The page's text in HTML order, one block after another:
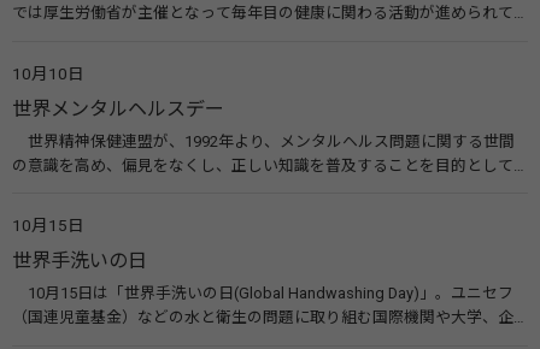
では厚生労働省が主催となって毎年目の健康に関わる活動が進められて
会）
10月10日
世界メンタルヘルスデー
世界精神保健連盟が、1992年より、メンタルヘルス問題に関する世間
の意識を高め、偏見をなくし、正しい知識を普及することを目的として、
す。 関連リンク 世界メンタルヘルスデー（厚生労働省） 働く人のメンタ
ルヘルス・ポータルサイト「こころの耳」（厚生労働省）
10月15日
世界手洗いの日
10月15日は「世界手洗いの日(Global Handwashing Day)」。ユニセフ
（国連児童基金）などの水と衛生の問題に取り組む国際機関や大学、企